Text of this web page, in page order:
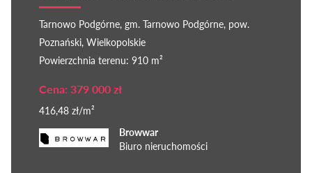
Tarnowo Podgórne, gm. Tarnowo Podgórne, pow.
Poznański, Wielkopolskie
Powierzchnia terenu: 910 m²
Cena: 379 000 zł
416,48 zł/m²
Browwar
Biuro nieruchomości